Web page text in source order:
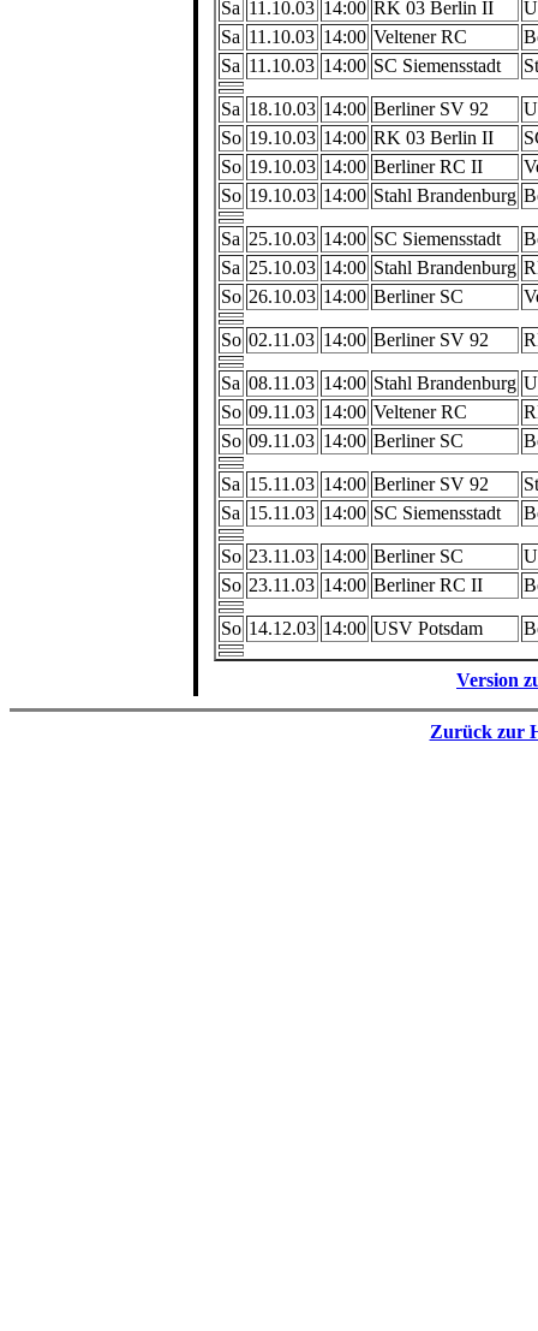
Sa 11.10.03 14:00 RK 03 Berlin II
Sa 11.10.03 14:00 Veltener RC
Sa 11.10.03 14:00 SC Siemensstadt
Sa 18.10.03 14:00 Berliner SV 92
So 19.10.03 14:00 RK 03 Berlin II
So 19.10.03 14:00 Berliner RC II
So 19.10.03 14:00 Stahl Brandenburg
Sa 25.10.03 14:00 SC Siemensstadt
Sa 25.10.03 14:00 Stahl Brandenburg
So 26.10.03 14:00 Berliner SC
So 02.11.03 14:00 Berliner SV 92
Sa 08.11.03 14:00 Stahl Brandenburg
So 09.11.03 14:00 Veltener RC
So 09.11.03 14:00 Berliner SC
Sa 15.11.03 14:00 Berliner SV 92
Sa 15.11.03 14:00 SC Siemensstadt
So 23.11.03 14:00 Berliner SC
So 23.11.03 14:00 Berliner RC II
So 14.12.03 14:00 USV Potsdam
Version
Zurück zur